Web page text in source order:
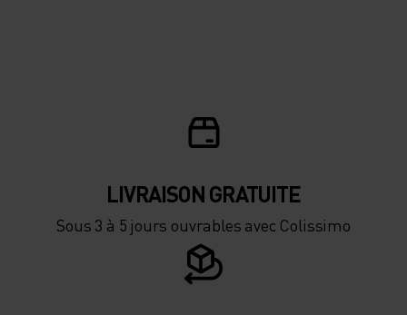
LIVRAISON GRATUITE
Sous 3 à 5 jours ouvrables avec Colissimo